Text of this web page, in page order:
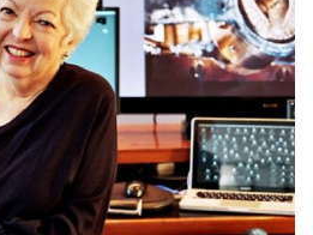
Informazioni Privacy